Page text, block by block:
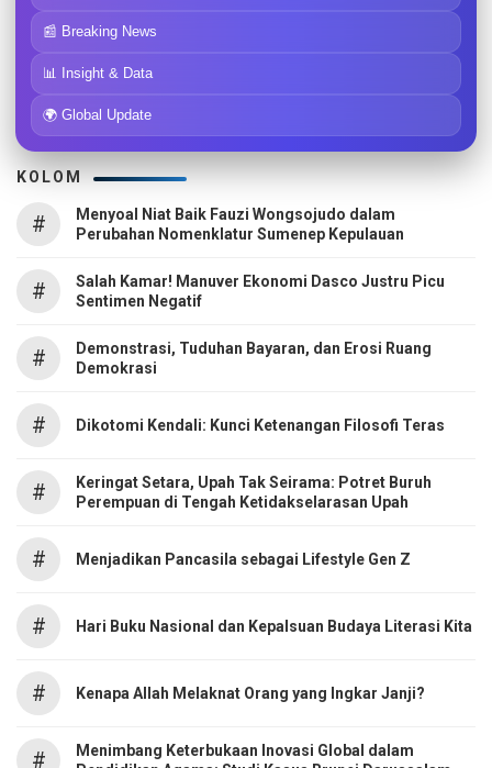
📰 Breaking News
📊 Insight & Data
🌍 Global Update
KOLOM
#
Menyoal Niat Baik Fauzi Wongsojudo dalam
Perubahan Nomenklatur Sumenep Kepulauan
#
Salah Kamar! Manuver Ekonomi Dasco Justru Picu
Sentimen Negatif
#
Demonstrasi, Tuduhan Bayaran, dan Erosi Ruang
Demokrasi
# Dikotomi Kendali: Kunci Ketenangan Filosofi Teras
#
Keringat Setara, Upah Tak Seirama: Potret Buruh
Perempuan di Tengah Ketidakselarasan Upah
# Menjadikan Pancasila sebagai Lifestyle Gen Z
# Hari Buku Nasional dan Kepalsuan Budaya Literasi Kita
# Kenapa Allah Melaknat Orang yang Ingkar Janji?
#
Menimbang Keterbukaan Inovasi Global dalam